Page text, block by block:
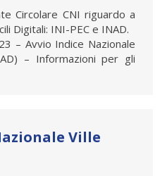
Circolare CNI riguardo a
Digitali: INI-PEC e INAD.
– Avvio Indice Nazionale
– Informazioni per gli
Ville